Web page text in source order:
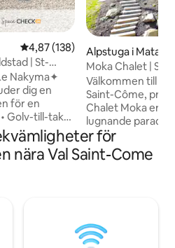
4,87 av 5 i genomsnittligt
4,87 (138)
| St-
dig en
för en
fauna
• En
vackra
vistelse,
Alpstuga i
County
Moka Chalet | Spa
Dubbelsäng
Välkommen till Chalet
Saint-Côme,
Chalet Moka
lugnande paradis
underbara
avkopplande vistelse! ➳
över bergen
utomhus ➳ Spa
årstider!
för
nära Val Saint-Come